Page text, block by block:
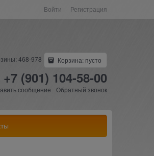
Войти Регистрация
468-978 Корзина: пусто
+7 (901) 104-58-00
сообщение Обратный звонок